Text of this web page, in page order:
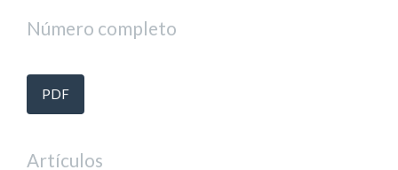
Número completo
PDF
Artículos